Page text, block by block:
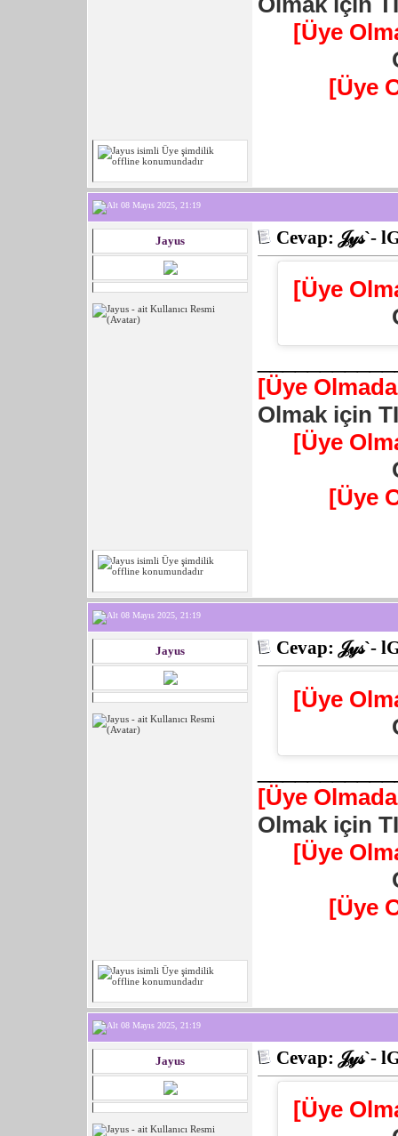
[Üye
[Üye
08 Mayıs 2025, 21:19
Jayus Cevap: 𝒥𝓎𝓈`-
[Üye
[Üye
Olmak için
[Üye
[Üye
08 Mayıs 2025, 21:19
Jayus Cevap: 𝒥𝓎𝓈`-
[Üye
[Üye
Olmak için
[Üye
[Üye
08 Mayıs 2025, 21:19
Jayus Cevap: 𝒥𝓎𝓈`-
[Üye